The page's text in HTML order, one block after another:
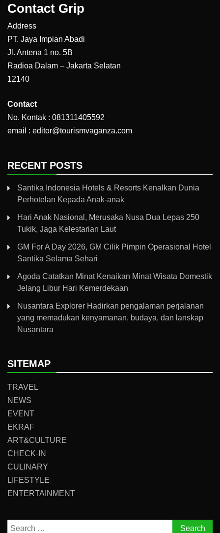
Contact Grip
Address
PT. Jaya Impian Abadi
Jl. Antena 1 no. 5B
Radioa Dalam – Jakarta Selatan
12140
Contact
No. Kontak : 081311405592
email : editor@tourismvaganza.com
RECENT POSTS
Santika Indonesia Hotels & Resorts Kenalkan Dunia
Perhotelan Kepada Anak-anak
Hari Anak Nasional, Merusaka Nusa Dua Lepas 250
Tukik, Jaga Kelestarian Laut
GM For A Day 2026, GM Cilik Pimpin Operasional Hotel
Santika Selama Sehari
Agoda Catatkan Minat Kenaikan Minat Wisata Domestik
Jelang Libur Hari Kemerdekaan
Nusantara Explorer Hadirkan pengalaman perjalanan
yang memadukan kenyamanan, budaya, dan lanskap
Nusantara
SITEMAP
TRAVEL
NEWS
EVENT
EKRAF
ART&CULTURE
CHECK-IN
CULINARY
LIFESTYLE
ENTERTAINMENT
Search